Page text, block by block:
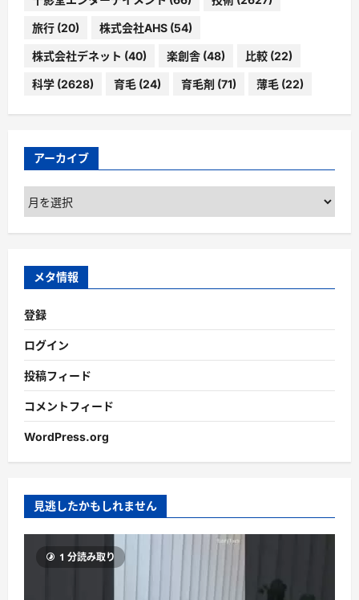
旅行 (20) 株式会社AHS (54)
株式会社デネット (40) 楽創舎 (48) 比較 (22)
科学 (2628) 育毛 (24) 育毛剤 (71) 薄毛 (22)
アーカイブ
ア
ー
カ
ブ
メタ情報
登録
ログイン
投稿フィード
コメントフィード
WordPress.org
見逃したかもしれません
1 分読み取り